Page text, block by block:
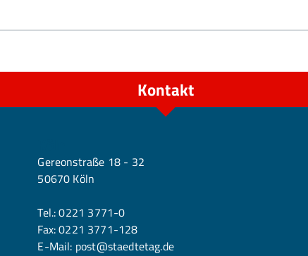
Kontakt
Gereonstraße 18 - 32
50670 Köln
Tel.:0221 3771-0
Fax: 0221 3771-128
E-Mail: post@staedtetag.de